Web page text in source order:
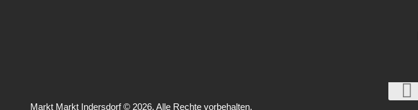
Markt Markt Indersdorf © 2026. Alle Rechte vorbehalten.